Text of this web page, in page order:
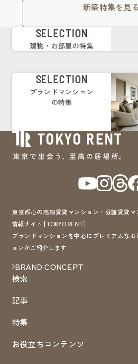
新築特集を見る
SELECTION
建物・お部屋の特集
SELECTION
ブランドマンション
の特集
東京都心の高級賃貸マンション・分譲賃貸
情報サイト [TOKYO RENT]
ブランドマンションを中心にプレミアムな
ョンがご紹介します
BRAND CONCEPT
検索
記事
特集
お役立ちコンテンツ